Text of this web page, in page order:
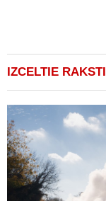
IZCELTIE RAKSTI